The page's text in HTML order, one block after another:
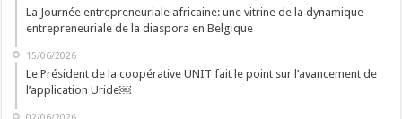
La Journée entrepreneuriale africaine: une vitrine de la dynamique
entrepreneuriale de la diaspora en Belgique
15/06/2026
Le Président de la coopérative UNIT fait le point sur l’avancement de
l’application Uride￼